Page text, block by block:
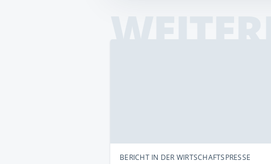
BERICHT IN DER WIRTSCHAFTSPRESSE